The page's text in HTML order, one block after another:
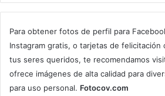
Para obtener fotos de perfil para
Instagram gratis, o tarjetas de felicitación
tus seres queridos, te recomendamos
ofrece imágenes de alta calidad para
para uso personal. Fotocov.com